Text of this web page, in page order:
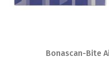
Bonascan-Bite